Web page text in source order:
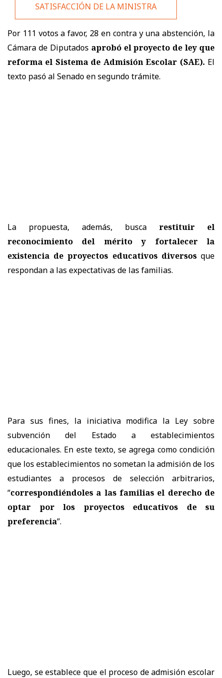
SATISFACCIÓN DE LA MINISTRA
Por 111 votos a favor, 28 en contra y una abstención, la
Cámara de Diputados aprobó el proyecto de ley que
reforma el Sistema de Admisión Escolar (SAE). El
texto pasó al Senado en segundo trámite.
La propuesta, además, busca restituir el
reconocimiento del mérito y fortalecer la
existencia de proyectos educativos diversosque
respondan a las expectativas de las familias.
Para sus fines, la iniciativa modifica la Ley sobre
subvención del Estado a establecimientos
educacionales. En este texto, se agrega como condición
que los establecimientos no sometan la admisión de los
estudiantes a procesos de selección arbitrarios,
“correspondiéndoles a las familias el derecho de
optar por los proyectos educativos de su
preferencia”.
Luego, se establece que el proceso de admisión escolar